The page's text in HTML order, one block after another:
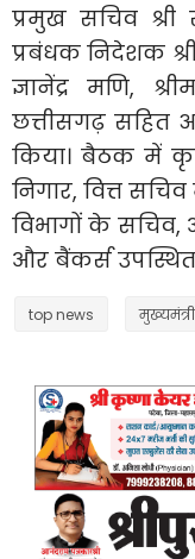
प्रमुख सचिव
प्रबंधक निदेशक श्री
ज्ञानेंद्र मणि,
छत्तीसगढ़ सहित
किया। बैठक में
निगार, वित्त
विभागों के
और बैंकर्स
top news